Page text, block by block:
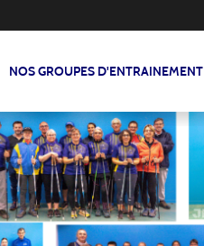
NOS GROUPES D'ENTRAINEMENT